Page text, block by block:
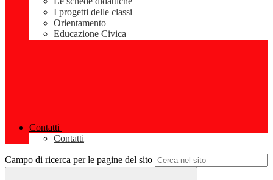
I progetti delle classi
Orientamento
Educazione Civica
Contatti
Contatti
Campo di ricerca per le pagine del sito